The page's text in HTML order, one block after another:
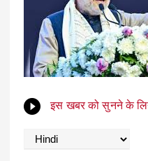
इस खबर को सुनने के